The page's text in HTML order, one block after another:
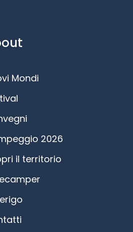
Mondi
2026
il territorio